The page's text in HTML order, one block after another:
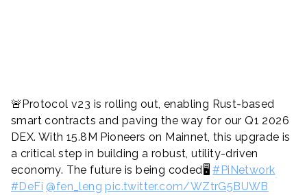
🚨Protocol v23 is rolling out, enabling Rust-based
smart contracts and paving the way for our Q1 2026
DEX. With 15.8M Pioneers on Mainnet, this upgrade is
a critical step in building a robust, utility-driven
economy. The future is being coded🖥#PiNetwork
#DeFi @fen_leng pic.twitter.com/WZtrG5BUWB